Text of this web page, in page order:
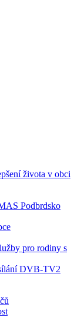
života v obci
Podbrdsko
pro rodiny s
DVB-TV2